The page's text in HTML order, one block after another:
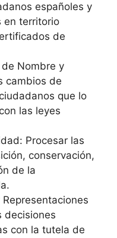
españoles y
en territorio
de
Nombre y
cambios de
que lo
las leyes
Procesar las
conservación,
de la
decisiones
con la tutela de